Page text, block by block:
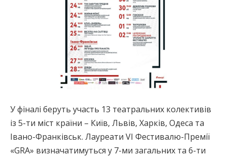
У фіналі беруть участь 13 театральних колективів
із 5-ти міст країни – Київ, Львів, Харків, Одеса та
Івано-Франківськ. Лауреати VІ Фестивалю-Премії
«GRA» визначатимуться у 7-ми загальних та 6-ти